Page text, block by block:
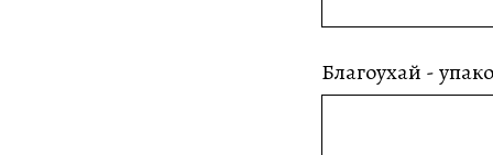
Благоухай -